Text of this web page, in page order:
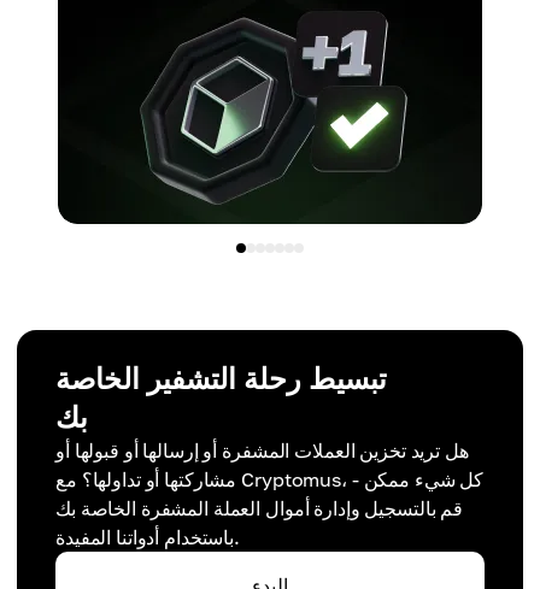
تبسيط رحلة التشفير الخاصة
بك
هل تريد تخزين العملات المشفرة أو إرسالها أو قبولها أو
مشاركتها أو تداولها؟ مع Cryptomus، كل شيء ممكن -
قم بالتسجيل وإدارة أموال العملة المشفرة الخاصة بك
باستخدام أدواتنا المفيدة.